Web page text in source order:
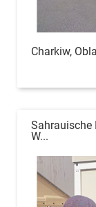
Charkiw,
Sahrauische
W...